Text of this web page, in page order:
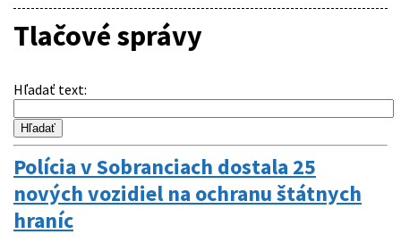
Tlačové správy
Hľadať text:
Polícia v Sobranciach dostala 25
nových vozidiel na ochranu štátnych
hraníc